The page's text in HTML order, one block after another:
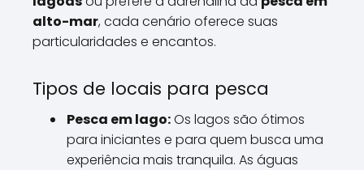
alto-mar, cada cenário oferece suas
particularidades e encantos.
Tipos de locais para pesca
Pesca em lago:Os lagos são ótimos
para iniciantes e para quem busca uma
experiência mais tranquila. As águas